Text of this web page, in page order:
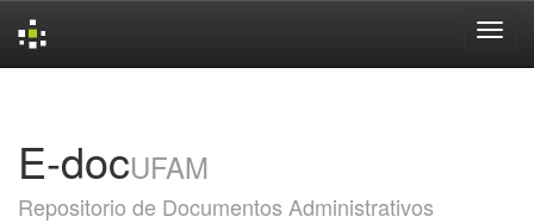
E-docUFAM
Repositorio de Documentos Administrativos